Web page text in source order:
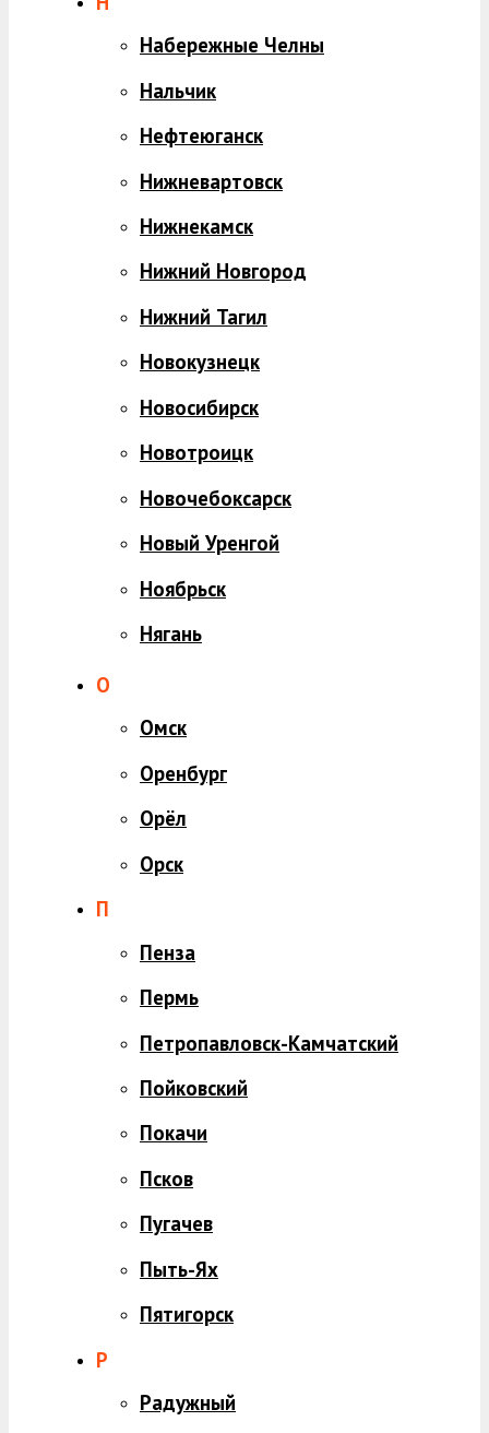
Набережные Челны
Нальчик
Нефтеюганск
Нижневартовск
Нижнекамск
Нижний Новгород
Нижний Тагил
Новокузнецк
Новосибирск
Новотроицк
Новочебоксарск
Новый Уренгой
Ноябрьск
Нягань
О
Омск
Оренбург
Орёл
Орск
П
Пенза
Пермь
Петропавловск-Камчатский
Пойковский
Покачи
Псков
Пугачев
Пыть-Ях
Пятигорск
Р
Радужный